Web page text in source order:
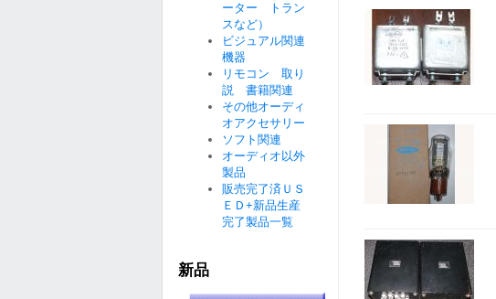
ーター トラン
スなど）
ビジュアル関連
機器
リモコン 取り
説 書籍関連
その他オーディ
オアクセサリー
ソフト関連
オーディオ以外
製品
販売完了済ＵＳ
ＥＤ+新品生産
完了製品一覧
新品